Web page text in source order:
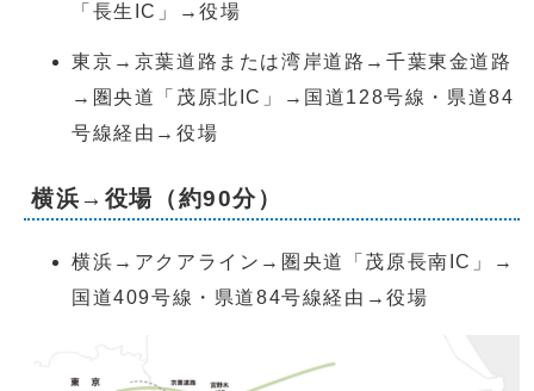
「長生IC」→役場
東京→京葉道路または湾岸道路→千葉東金道路
→圏央道「茂原北IC」→国道128号線・県道84
号線経由→役場
横浜→役場（約90分）
横浜→アクアライン→圏央道「茂原長南IC」→
国道409号線・県道84号線経由→役場